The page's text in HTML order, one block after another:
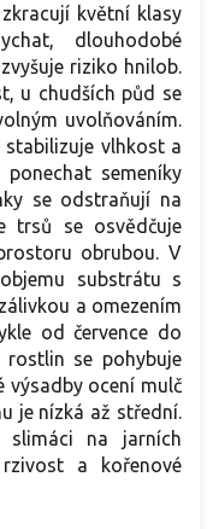
květní klasy
dlouhodobé
riziko hnilob.
u chudších půd se
uvolňováním.
stabilizuje vlhkost a
semeníky
se odstraňují na
trsů se osvědčuje
obrubou. V
substrátu s
a omezením
od července do
rostlin se pohybuje
výsadby ocení mulč
je nízká až střední.
na jarních
a kořenové